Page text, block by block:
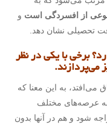
از افسردگی است و
تحصیلی نشان دهد.
برخی با یکی در نظر
می‌پردازند.
می‌افتد، به این معنا که
به عرصه‌های مختلف
شود و هم در آنها بدون